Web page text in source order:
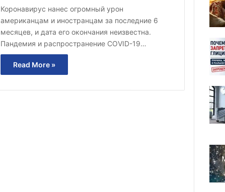
Коронавирус нанес огромный урон
американцам и иностранцам за последние 6
месяцев, и дата его окончания неизвестна.
Пандемия и распространение COVID-19…
Read More »